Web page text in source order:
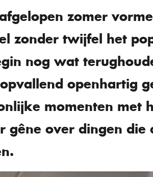
zomer
zonder twijfel het
nog wat
openhartig
momenten met
gêne over dingen